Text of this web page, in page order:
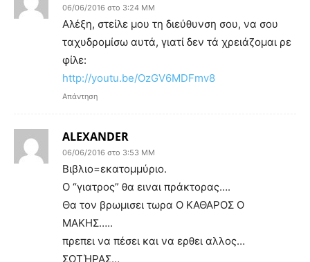
06/06/2016 στο 3:24 ΜΜ
Αλέξη, στείλε μου τη διεύθυνση σου, να σου
ταχυδρομίσω αυτά, γιατί δεν τά χρειάζομαι ρε
φίλε:
http://youtu.be/OzGV6MDFmv8
Απάντηση
ALEXANDER
06/06/2016 στο 3:53 ΜΜ
Βιβλιο=εκατομμύριο.
Ο “γιατρος” θα ειναι πράκτορας….
Θα τον βρωμισει τωρα Ο ΚΑΘΑΡΟΣ Ο
ΜΑΚΗΣ…..
πρεπει να πέσει και να ερθει αλλος…
ΣΩΤΉΡΑΣ…